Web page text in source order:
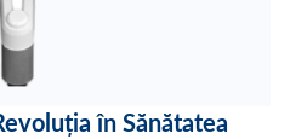
în Sănătatea